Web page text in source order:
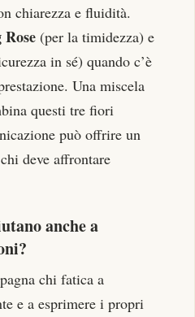
chiarezza e fluidità.
Rose (per la timidezza) e
in sé) quando c’è
Una miscela
questi tre fiori
può offrire un
deve affrontare
anche a
chi fatica a
e a esprimere i propri